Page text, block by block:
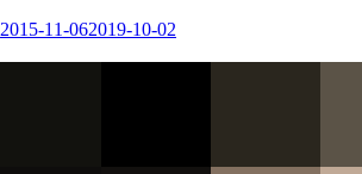
2015-11-062019-10-02